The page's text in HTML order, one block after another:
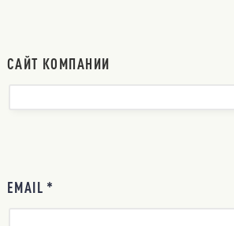
САЙТ КОМПАНИИ
EMAIL *